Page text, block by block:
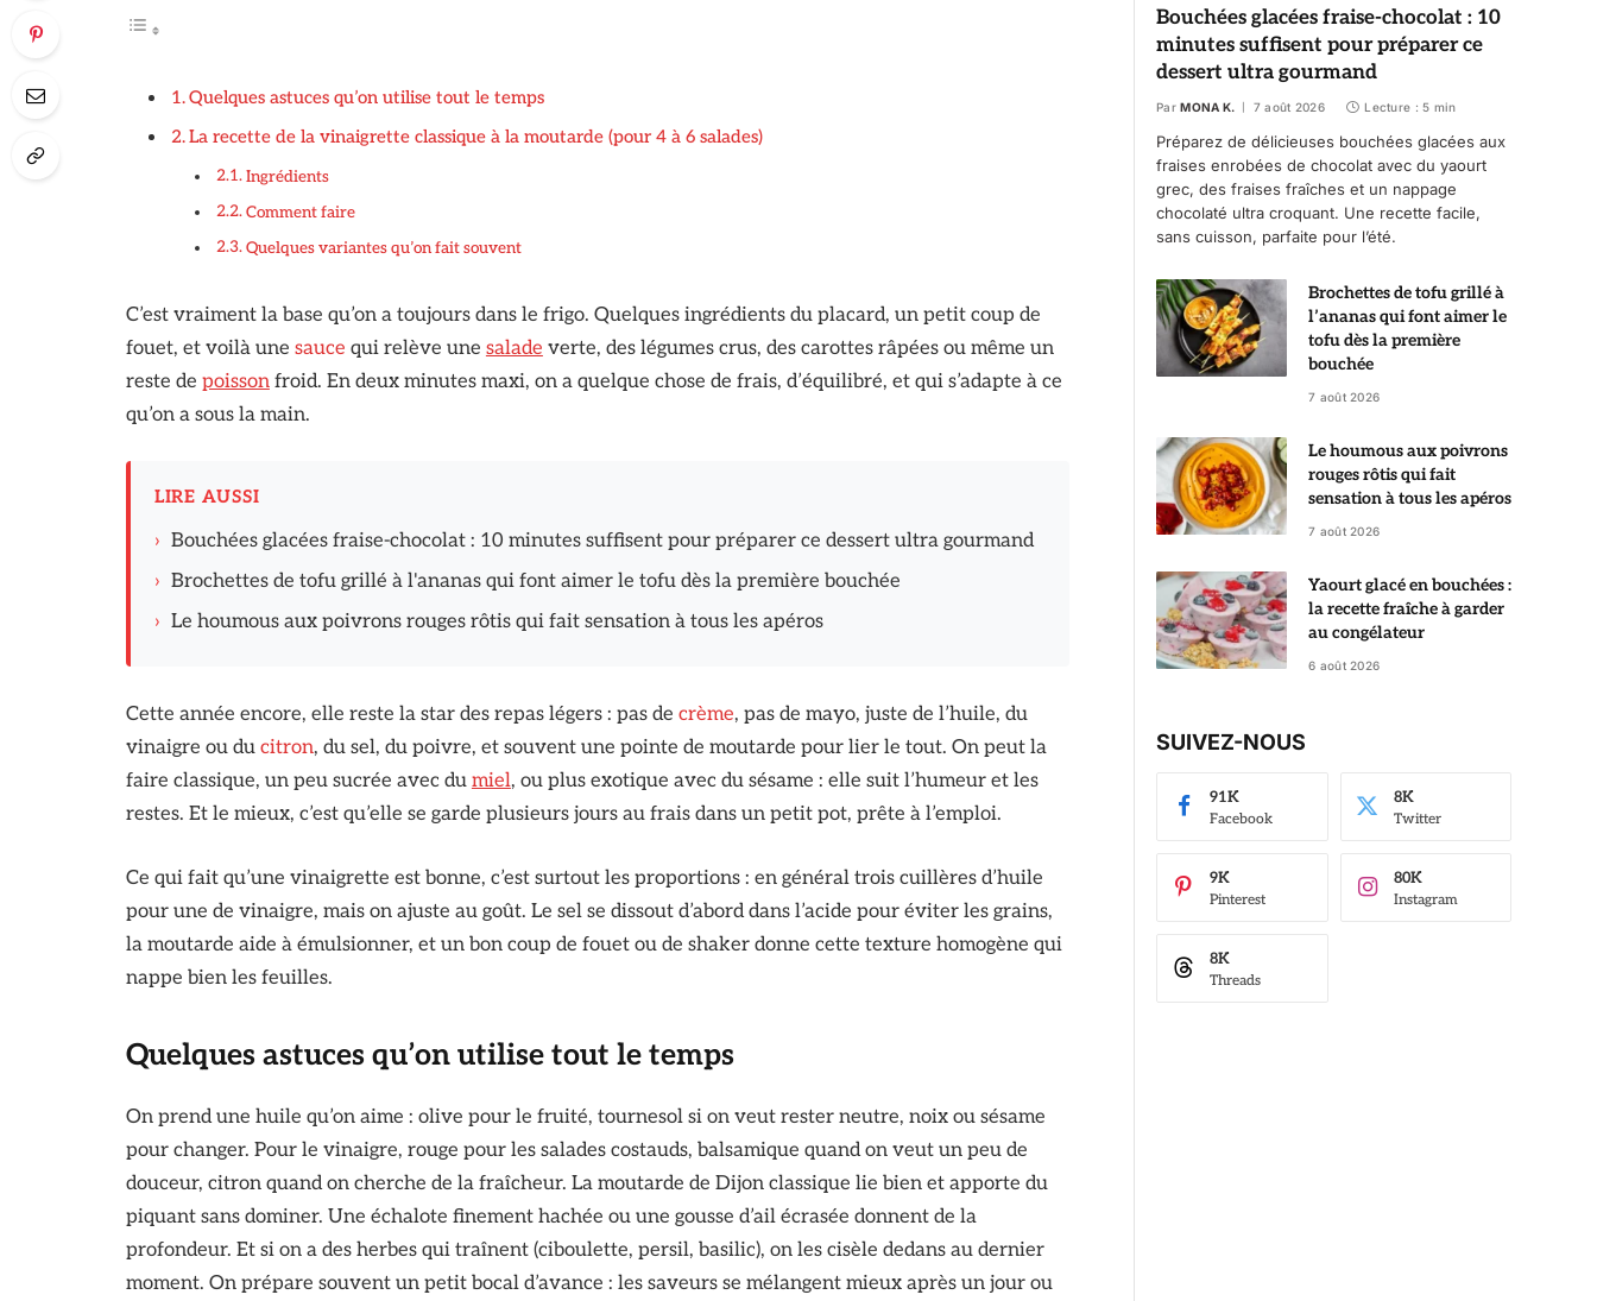
Quelques astuces qu’on utilise tout le temps
La recette de la vinaigrette classique à la moutarde (pour 4 à 6 salades)
Ingrédients
Comment faire
Quelques variantes qu’on fait souvent
C’est vraiment la base qu’on a toujours dans le frigo. Quelques ingrédients du placard, un petit coup de
fouet, et voilà une sauce qui relève une salade verte, des légumes crus, des carottes râpées ou même un
reste de poissonfroid. En deux minutes maxi, on a quelque chose de frais, d’équilibré, et qui s’adapte à ce
qu’on a sous la main.
LIRE AUSSI
› Bouchées glacées fraise-chocolat : 10 minutes suffisent pour préparer ce dessert ultra gourmand
› Brochettes de tofu grillé à l'ananas qui font aimer le tofu dès la première bouchée
› Le houmous aux poivrons rouges rôtis qui fait sensation à tous les apéros
Cette année encore, elle reste la star des repas légers : pas de crème, pas de mayo, juste de l’huile, du
vinaigre ou du citron, du sel, du poivre, et souvent une pointe de moutarde pour lier le tout. On peut la
faire classique, un peu sucrée avec du miel, ou plus exotique avec du sésame : elle suit l’humeur et les
restes. Et le mieux, c’est qu’elle se garde plusieurs jours au frais dans un petit pot, prête à l’emploi.
Ce qui fait qu’une vinaigrette est bonne, c’est surtout les proportions : en général trois cuillères d’huile
pour une de vinaigre, mais on ajuste au goût. Le sel se dissout d’abord dans l’acide pour éviter les grains,
la moutarde aide à émulsionner, et un bon coup de fouet ou de shaker donne cette texture homogène qui
nappe bien les feuilles.
Quelques astuces qu’on utilise tout le temps
On prend une huile qu’on aime : olive pour le fruité, tournesol si on veut rester neutre, noix ou sésame
pour changer. Pour le vinaigre, rouge pour les salades costauds, balsamique quand on veut un peu de
douceur, citron quand on cherche de la fraîcheur. La moutarde de Dijon classique lie bien et apporte du
piquant sans dominer. Une échalote finement hachée ou une gousse d’ail écrasée donnent de la
profondeur. Et si on a des herbes qui traînent (ciboulette, persil, basilic), on les cisèle dedans au dernier
moment. On prépare souvent un petit bocal d’avance : les saveurs se mélangent mieux après un jour ou
Bouchées glacées fraise-chocolat : 10
minutes suffisent pour préparer ce
dessert ultra gourmand
Par MONA K. 7 août 2026 Lecture : 5 min
Préparez de délicieuses bouchées glacées aux
fraises enrobées de chocolat avec du yaourt
grec, des fraises fraîches et un nappage
chocolaté ultra croquant. Une recette facile,
sans cuisson, parfaite pour l’été.
Brochettes de tofu grillé à
l’ananas qui font aimer le
tofu dès la première
bouchée
7 août 2026
Le houmous aux poivrons
rouges rôtis qui fait
sensation à tous les apéros
7 août 2026
Yaourt glacé en bouchées :
la recette fraîche à garder
au congélateur
6 août 2026
SUIVEZ-NOUS
Facebook
91K
Twitter
8K
Pinterest
9K
Instagram
80K
Threads
8K